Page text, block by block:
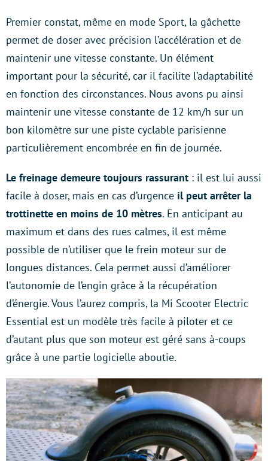
Premier constat, même en mode Sport, la gâchette
permet de doser avec précision l’accélération et de
maintenir une vitesse constante. Un élément
important pour la sécurité, car il facilite l’adaptabilité
en fonction des circonstances. Nous avons pu ainsi
maintenir une vitesse constante de 12 km/h sur un
bon kilomètre sur une piste cyclable parisienne
particulièrement encombrée en fin de journée.
Le freinage demeure toujours rassurant : il est lui aussi
facile à doser, mais en cas d’urgence il peut arrêter la
trottinette en moins de 10 mètres. En anticipant au
maximum et dans des rues calmes, il est même
possible de n’utiliser que le frein moteur sur de
longues distances. Cela permet aussi d’améliorer
l’autonomie de l’engin grâce à la récupération
d’énergie. Vous l’aurez compris, la Mi Scooter Electric
Essential est un modèle très facile à piloter et ce
d’autant plus que son moteur est géré sans à-coups
grâce à une partie logicielle aboutie.